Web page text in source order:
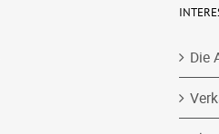
Die